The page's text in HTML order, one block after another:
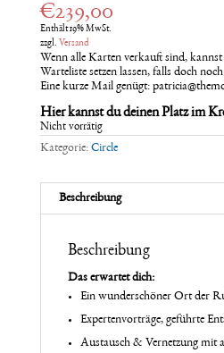
€239,00
Enthält 19% MwSt.
zzgl. Versand
Wenn alle Karten verkauft sind,
Warteliste setzen lassen, falls doch
Eine kurze Mail genügt:
Hier kannst du deinen Platz im
Nicht vorrätig
Kategorie: Circle
Beschreibung
Beschreibung
Das erwartet dich:
Ein wunderschöner Ort der
Expertenvorträge, geführte
Austausch & Vernetzung mit